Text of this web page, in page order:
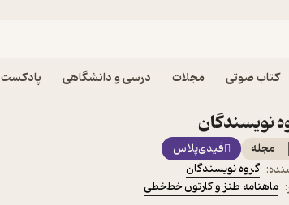
کتاب صوتی مجلات درسی و دانشگاهی پادکست
نویسندگان
مجله
فیدی‌پلاس
: گروه نویسندگان
: ماهنامه طنز و کارتون خط‌خطی